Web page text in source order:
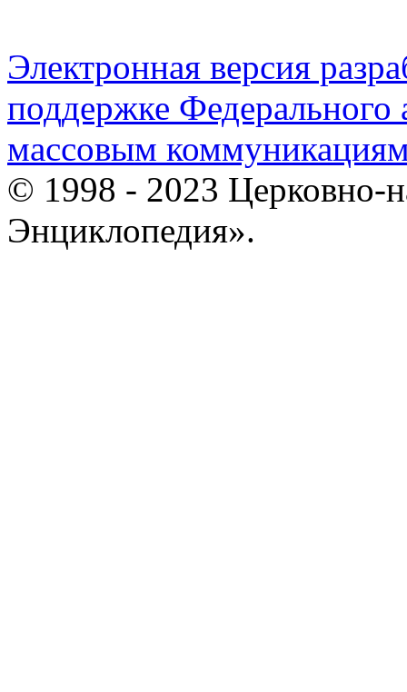
Электронная версия
поддержке Федерального
массовым
© 1998 - 2023 Церковно-
Энциклопедия».